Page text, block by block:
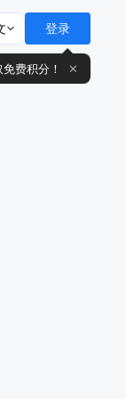
登录
费积分！ ✕